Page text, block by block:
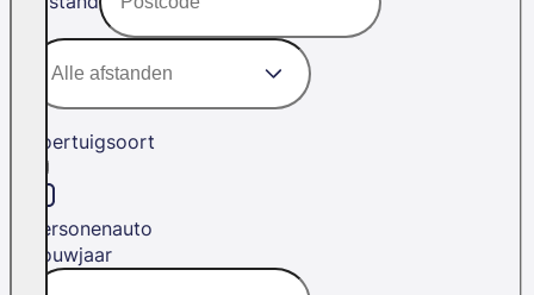
Voertuigsoort
Personenauto
Bouwjaar